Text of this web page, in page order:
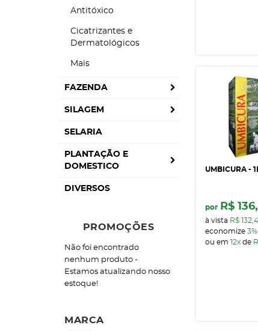
Antitóxico
Cicatrizantes e
Dermatológicos
Mais
FAZENDA
SILAGEM
SELARIA
PLANTAÇÃO E
DOMESTICO
DIVERSOS
PROMOÇÕES
Não foi encontrado
nenhum produto -
Estamos atualizando nosso
estoque!
MARCA
UMBICURA -
por R$
à vista R$
economize3%
ou em12x de